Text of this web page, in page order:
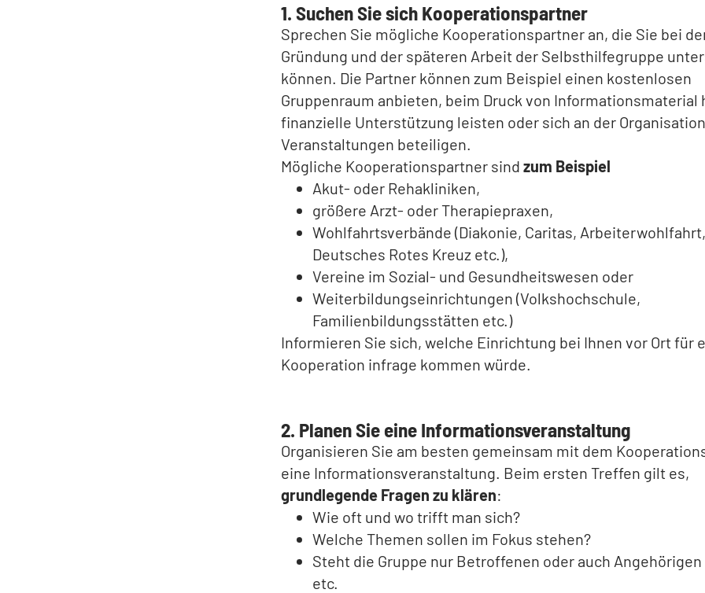
1. Suchen Sie sich Kooperationspartner
Sprechen Sie mögliche Kooperationspartner an, die Sie bei
Gründung und der späteren Arbeit der Selbsthilfegruppe
können. Die Partner können zum Beispiel einen kostenlosen
Gruppenraum anbieten, beim Druck von Informationsmaterial
finanzielle Unterstützung leisten oder sich an der
Veranstaltungen beteiligen.
Mögliche Kooperationspartner sind zum Beispiel
Akut- oder Rehakliniken,
größere Arzt- oder Therapiepraxen,
Wohlfahrtsverbände (Diakonie, Caritas, Arbeiterwohlfahrt,
Deutsches Rotes Kreuz etc.),
Vereine im Sozial- und Gesundheitswesen oder
Weiterbildungseinrichtungen (Volkshochschule,
Familienbildungsstätten etc.)
Informieren Sie sich, welche Einrichtung bei Ihnen vor Ort für
Kooperation infrage kommen würde.
2. Planen Sie eine Informationsveranstaltung
Organisieren Sie am besten gemeinsam mit dem
eine Informationsveranstaltung. Beim ersten Treffen gilt es,
grundlegende Fragen zu klären:
Wie oft und wo trifft man sich?
Welche Themen sollen im Fokus stehen?
Steht die Gruppe nur Betroffenen oder auch
etc.